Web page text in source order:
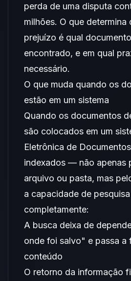
perda de uma disputa
milhões. O que determina
prejuízo é qual
encontrado, e em qual
necessário.
O que muda quando os
estão em um sistema
Quando os documentos
são colocados em um
Eletrônica de
indexados — não apenas
arquivo ou pasta, mas
a capacidade de
completamente:
A busca deixa de
onde foi salvo" e passa a
conteúdo
O retorno da informação